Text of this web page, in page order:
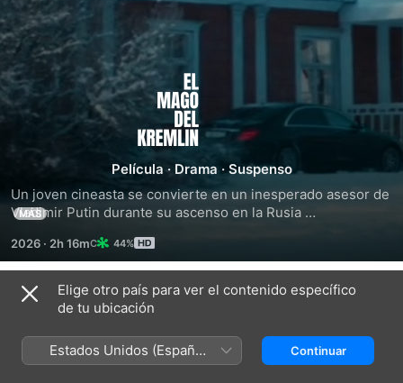
El
mago
del
Kremlin
Película · Drama · Suspenso
Un joven cineasta se convierte en un inesperado asesor de
Vladimir Putin durante su ascenso en la Rusia
de una nueva era.
MÁS
2026 · 2h 16m 44%
Tráilers
Elige otro país para ver el contenido específico
de tu ubicación
Estados Unidos (Español
México)
Continuar